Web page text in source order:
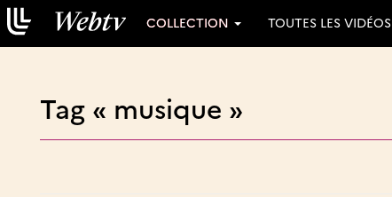
COLLECTION TOUTES LES VIDÉOS
Tag « musique »